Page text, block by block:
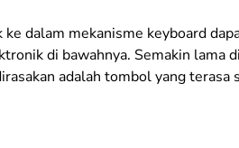
ke dalam mekanisme keyboard
di bawahnya. Semakin lama
adalah tombol yang